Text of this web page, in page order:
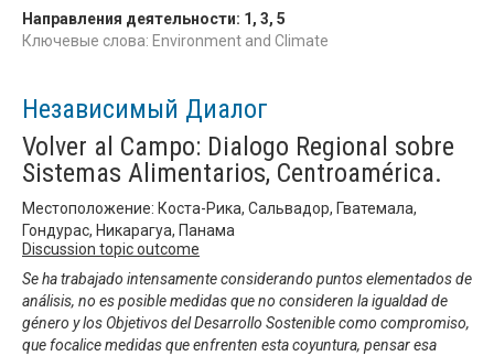
Направления деятельности: 1 , 3, 5
Ключевые слова: Environment and Climate
Независимый Диалог
Volver al Campo: Dialogo Regional sobre
Sistemas Alimentarios, Centroamérica.
Местоположение: Коста-Рика, Сальвадор, Гватемала,
Гондурас, Никарагуа, Панама
Discussion topic outcome
Se ha trabajado intensamente considerando puntos elementados de
análisis, no es posible medidas que no consideren la igualdad de
género y los Objetivos del Desarrollo Sostenible como compromiso,
que focalice medidas que enfrenten esta coyuntura, pensar esa